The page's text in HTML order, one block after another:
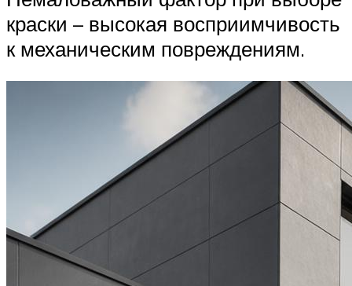
краски – высокая восприимчивость
к механическим повреждениям.